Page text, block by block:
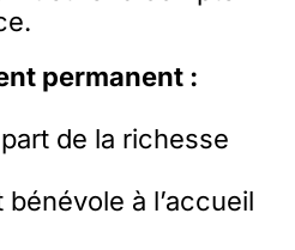
permanent :
de la richesse
à l’accueil